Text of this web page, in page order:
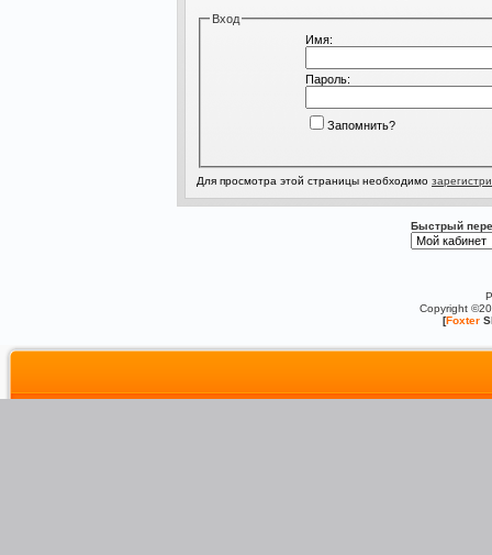
Вход
Имя:
Пароль:
Запомнить?
Для просмотра этой страницы необходимо
Быстрый
Copyright
[Foxter